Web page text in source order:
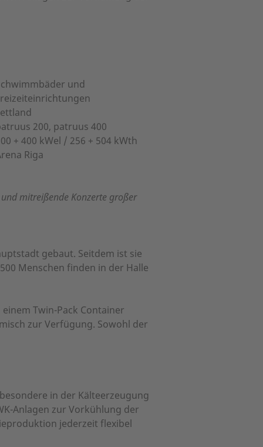
und
200, patruus 400
+ 400 kWel / 256 + 504 kWth
Riga
mitreißende Konzerte großer
gebaut. Seitdem ist sie
Menschen finden in der Halle
Twin-Pack Container
zur Verfügung. Sowohl der
in der Kälteerzeugung
Anlagen zur Vorkühlung der
jederzeit flexibel